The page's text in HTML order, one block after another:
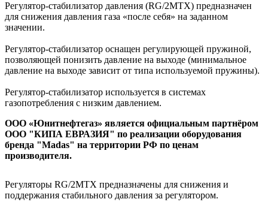
Регулятор-стабилизатор давления (RG/2MТX) предназначен
для снижения давления газа «после себя» на заданном
значении.
Регулятор-стабилизатор оснащен регулирующей пружиной,
позволяющей понизить давление на выходе (минимальное
давление на выходе зависит от типа используемой пружины).
Регулятор-стабилизатор используется в системах
газопотребления с низким давлением.
ООО «Юнитнефтегаз» является официальным партнёром
ООО "КИПА ЕВРАЗИЯ" по реализации оборудования
бренда "Мadas" на территории РФ по ценам
производителя.
Регуляторы RG/2MTX предназначены для снижения и
поддержания стабильного давления за регулятором.